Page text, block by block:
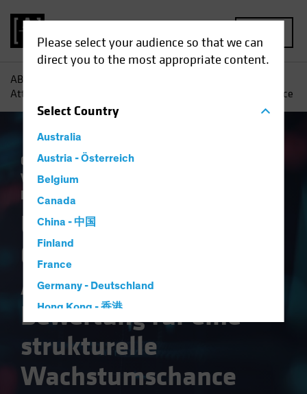
Please select your audience so that we can
direct you to the most appropriate content.
SelectCountry
Australia
Austria - Österreich
Belgium
Canada
China - 中国
Finland
France
Germany - Deutschland
Hong Kong - 香港
Hungary
Iceland
Italy - Italia
AB
Attraktive Bewertung für eine strukturelle Wachstumschance
Gesetzliche Auflagen
Volatilität
Paper
US-
Gesundheitswesen:
Attraktive
Bewertung für eine
strukturelle
Wachstumschance